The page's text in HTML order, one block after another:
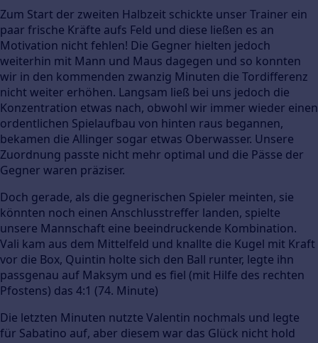
Zum Start der zweiten Halbzeit schickte unser Trainer ein
paar frische Kräfte aufs Feld und diese ließen es an
Motivation nicht fehlen! Die Gegner hielten jedoch
weiterhin mit Mann und Maus dagegen und so konnten
wir in den kommenden zwanzig Minuten die Tordifferenz
nicht weiter erhöhen. Langsam ließ bei uns jedoch die
Konzentration etwas nach, obwohl wir immer wieder einen
ordentlichen Spielaufbau von hinten raus begannen,
bekamen die Allinger sogar etwas Oberwasser. Unsere
Zuordnung passte nicht mehr optimal und die Pässe der
Gegner waren präziser.
Doch gerade, als die gegnerischen Spieler meinten, sie
könnten noch einen Anschlusstreffer landen, spielte
unsere Mannschaft eine beeindruckende Kombination.
Vali kam aus dem Mittelfeld und knallte die Kugel mit Kraft
vor die Box, Quintin holte sich den Ball runter, legte ihn
passgenau auf Maksym und es fiel (mit Hilfe des rechten
Pfostens) das 4:1 (74. Minute)
Die letzten Minuten nutzte Valentin nochmals und legte
für Sabatino auf, aber diesem war das Glück nicht hold